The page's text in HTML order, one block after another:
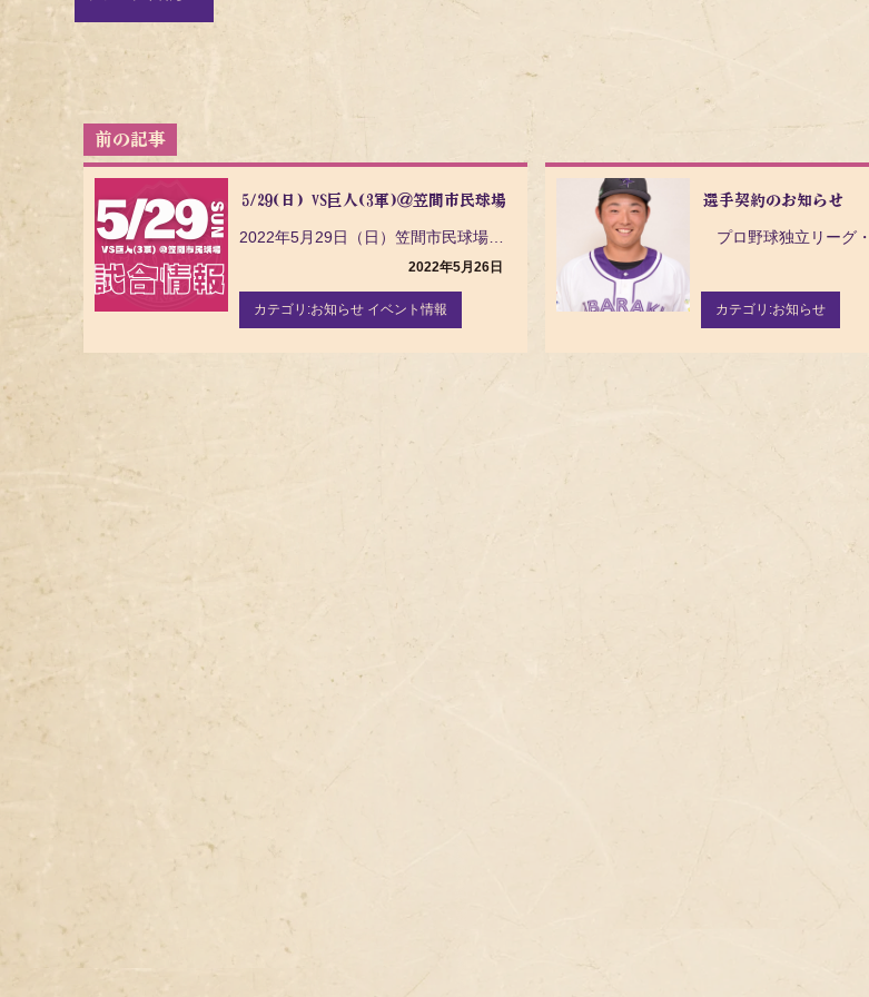
投
稿
ビ
ゲ
ー
シ
5/29(日) VS巨人(3軍)＠笠間市民球場
2022年5月29日（日）笠間市民球場で開催される 【NPB交流戦】読売ジャイアンツ（3軍）戦 につ…
2022年5月26日
カテゴリ:お知らせ イベント情報
選手契約のお知らせ
カテゴリ:お知らせ